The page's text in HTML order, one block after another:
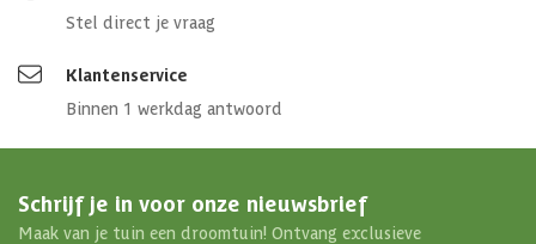
Stel direct je vraag
Klantenservice
Binnen 1 werkdag antwoord
Schrijf je in voor onze nieuwsbrief
Maak van je tuin een droomtuin! Ontvang exclusieve